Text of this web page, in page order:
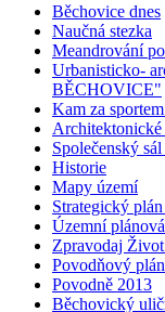
Běchovice dnes
Naučná stezka
Meandrování
Urbanisticko-
BĚCHOVICE"
Kam za
Architektonické
Společenský
Historie
Mapy území
Strategický
Územní
Zpravodaj
Povodňový plán
Povodně 2013
Běchovický